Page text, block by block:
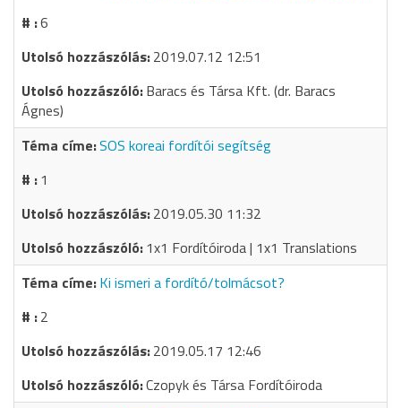
6
2019.07.12 12:51
Baracs és Társa Kft. (dr. Baracs
Ágnes)
SOS koreai fordítói segítség
1
2019.05.30 11:32
1x1 Fordítóiroda | 1x1 Translations
Ki ismeri a fordító/tolmácsot?
2
2019.05.17 12:46
Czopyk és Társa Fordítóiroda